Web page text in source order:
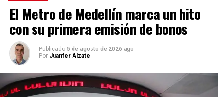
El Metro de Medellín marca un hito
con su primera emisión de bonos
Publicado 5 de agosto de 2026 ago
Por Juanfer Alzate